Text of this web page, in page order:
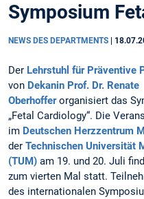
Symposium
NEWS DES DEPARTMENTS
Der Lehrstuhl für Präventive
von Dekanin Prof. Dr. Renate
Oberhofferorganisiert das
„Fetal Cardiology“. Die
im Deutschen Herzzentrum
der Technischen Universität
(TUM) am 19. und 20. Juli
zum vierten Mal statt.
des internationalen